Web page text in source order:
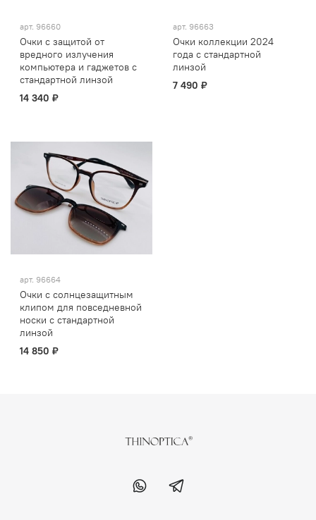
арт. 96660
Очки с защитой от
вредного излучения
компьютера и гаджетов с
стандартной линзой
14 340 ₽
арт. 96663
Очки коллекции 2024
года с стандартной
линзой
7 490 ₽
арт. 96664
Очки с солнцезащитным
клипом для повседневной
носки с стандартной
линзой
14 850 ₽